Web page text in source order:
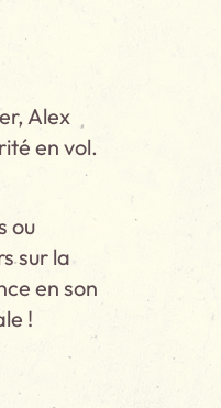
Alex
en vol.
ou
sur la
en son
!